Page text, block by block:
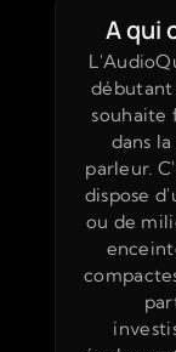
débutant
souhaite
dans
parleur.
dispose
ou de
A qui